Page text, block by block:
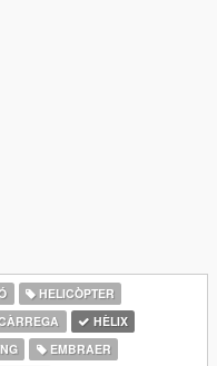
HELICÒPTER
HÈLIX
EMBRAER